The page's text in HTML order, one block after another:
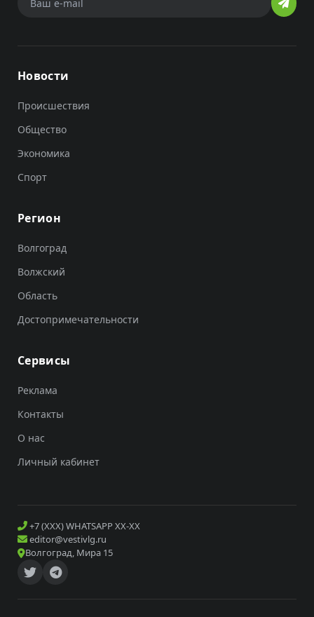
Новости
Происшествия
Общество
Экономика
Спорт
Регион
Волгоград
Волжский
Область
Достопримечательности
Сервисы
Реклама
Контакты
О нас
Личный кабинет
+7 (XXX) WHATSAPP XX-XX
editor@vestivlg.ru
Волгоград, Мира 15